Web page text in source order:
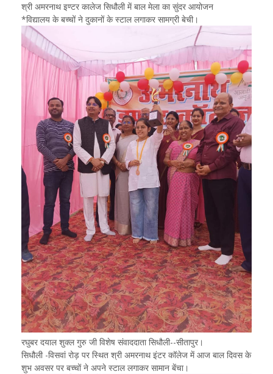
श्री अमरनाथ इण्टर कालेज सिधौली में बाल मेला का सुंदर आयोजन
*विद्यालय के बच्चों ने दुकानों के स्टाल लगाकर सामग्री बेची।
रघुबर दयाल शुक्ल गुरु जी विशेष संवाददाता सिधौली--सीतापुर।
सिधौली -विसवां रोड़ पर स्थित श्री अमरनाथ इंटर कॉलेज में आज बाल दिवस के
शुभ अवसर पर बच्चों ने अपने स्टाल लगाकर सामान बेंचा।